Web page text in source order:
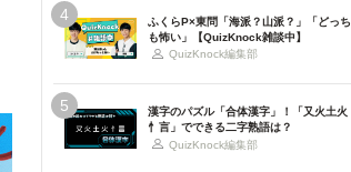
4
ふくらP×東問「海派？山派？」「どっち
も怖い」【QuizKnock雑談中】
QuizKnock編集部
5
漢字のパズル「合体漢字」！「又火土火
忄言」でできる二字熟語は？
QuizKnock編集部